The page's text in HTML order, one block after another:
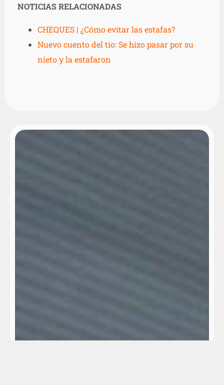
NOTICIAS RELACIONADAS
CHEQUES | ¿Cómo evitar las estafas?
Nuevo cuento del tío: Se hizo pasar por su
nieto y la estafaron